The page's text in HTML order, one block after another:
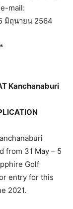
mail:
มิถุนายน 2564
Kanchanaburi
from 31 May – 5
Golf
entry for this
2021.